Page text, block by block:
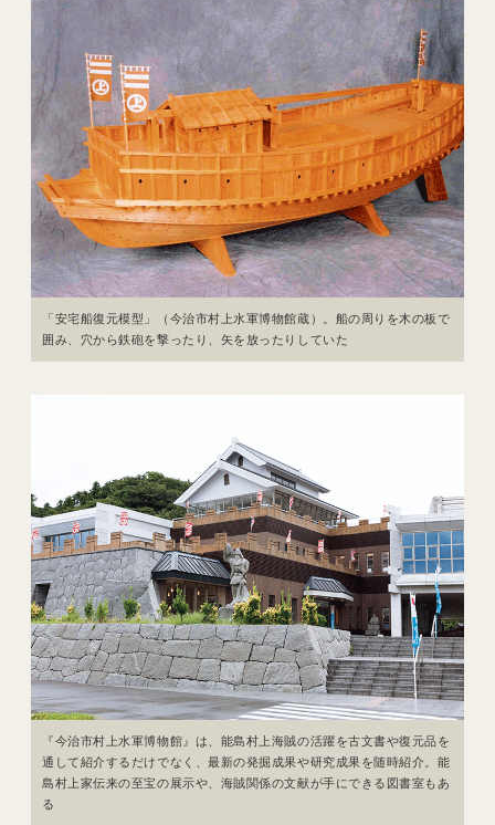
「安宅船復元模型」（今治市村上水軍博物館蔵）。船の周りを木の板で
囲み、穴から鉄砲を撃ったり、矢を放ったりしていた
『今治市村上水軍博物館』は、能島村上海賊の活躍を古文書や復元品を
通して紹介するだけでなく、最新の発掘成果や研究成果を随時紹介。能
島村上家伝来の至宝の展示や、海賊関係の文献が手にできる図書室もあ
る